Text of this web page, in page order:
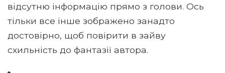
відсутню інформацію прямо з голови. Ось
тільки все інше зображено занадто
достовірно, щоб повірити в зайву
схильність до фантазії автора.